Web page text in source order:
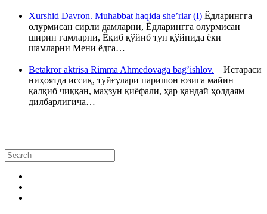
Xurshid Davron. Muhabbat haqida she’rlar (I) Ёдларингга
олурмисан сирли дамларни, Ёдларингга олурмисан
ширин ғамларни, Ёқиб қўйиб тун қўйнида ёки
шамларни Мени ёдга…
Betakror aktrisa Rimma Ahmedovaga bag’ishlov. Истараси
ниҳоятда иссиқ, туйғулари паришон юзига майин
қалқиб чиққан, маҳзун қиёфали, ҳар қандай ҳолдаям
дилбарлигича…